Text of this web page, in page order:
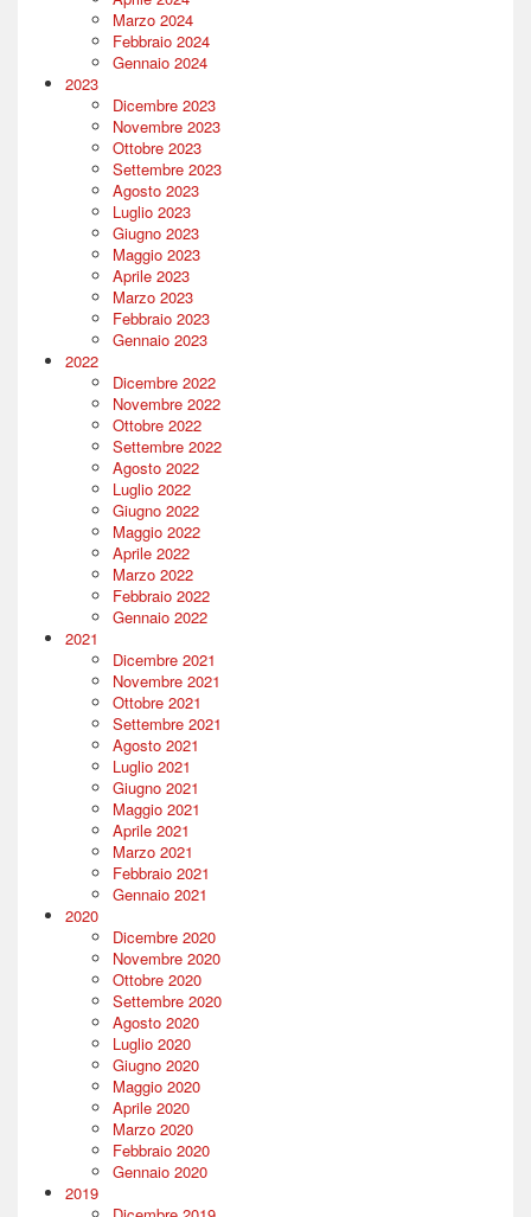
Marzo 2024
Febbraio 2024
Gennaio 2024
2023
Dicembre 2023
Novembre 2023
Ottobre 2023
Settembre 2023
Agosto 2023
Luglio 2023
Giugno 2023
Maggio 2023
Aprile 2023
Marzo 2023
Febbraio 2023
Gennaio 2023
2022
Dicembre 2022
Novembre 2022
Ottobre 2022
Settembre 2022
Agosto 2022
Luglio 2022
Giugno 2022
Maggio 2022
Aprile 2022
Marzo 2022
Febbraio 2022
Gennaio 2022
2021
Dicembre 2021
Novembre 2021
Ottobre 2021
Settembre 2021
Agosto 2021
Luglio 2021
Giugno 2021
Maggio 2021
Aprile 2021
Marzo 2021
Febbraio 2021
Gennaio 2021
2020
Dicembre 2020
Novembre 2020
Ottobre 2020
Settembre 2020
Agosto 2020
Luglio 2020
Giugno 2020
Maggio 2020
Aprile 2020
Marzo 2020
Febbraio 2020
Gennaio 2020
2019